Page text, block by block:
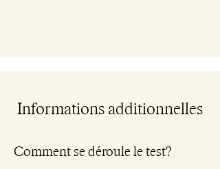
Informations additionnelles
Comment se déroule le test?